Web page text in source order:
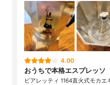
4.00
おうちで本格エスプレッソ
ビアレッティ 1164直火式モカ